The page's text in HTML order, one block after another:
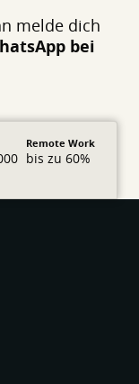
melde dich
bei
Remote Work
bis zu 60%